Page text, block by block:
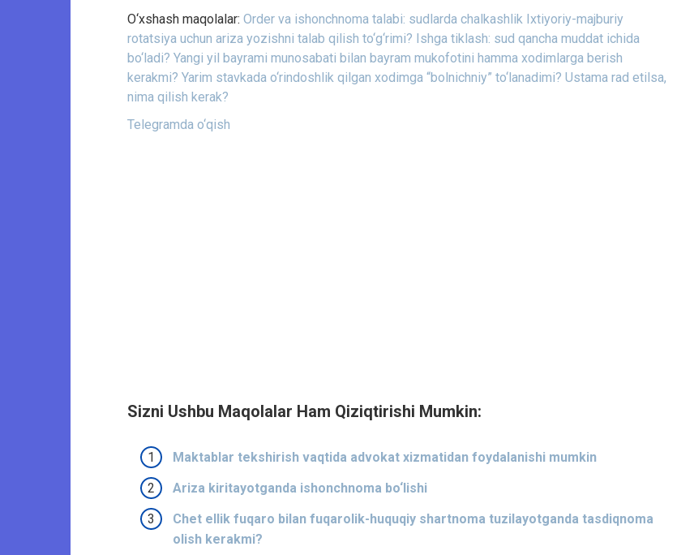
O‘xshash maqolalar: Order va ishonchnoma talabi: sudlarda chalkashlik Ixtiyoriy-majburiy
rotatsiya uchun ariza yozishni talab qilish to‘g‘rimi? Ishga tiklash: sud qancha muddat ichida
bo‘ladi? Yangi yil bayrami munosabati bilan bayram mukofotini hamma xodimlarga berish
kerakmi? Yarim stavkada o‘rindoshlik qilgan xodimga “bolnichniy” to‘lanadimi? Ustama rad etilsa,
nima qilish kerak?
Telegramda o‘qish
Sizni Ushbu Maqolalar Ham Qiziqtirishi Mumkin:
Maktablar tekshirish vaqtida advokat xizmatidan foydalanishi mumkin
Ariza kiritayotganda ishonchnoma bo‘lishi
Chet ellik fuqaro bilan fuqarolik-huquqiy shartnoma tuzilayotganda tasdiqnoma
olish kerakmi?